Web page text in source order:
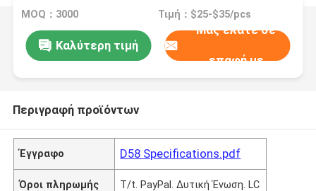
Παρακολούθηση Καρδιακών Παλμών
MOQ：3000 Τιμή：$25-$35/pcs
Καλύτερη τιμή
Μας ελάτε σε
επαφή με
Περιγραφή προϊόντων
Έγγραφο D58 Specifications.pdf
Όροι πληρωμής T/t. PayPal. Δυτική Ένωση. LC